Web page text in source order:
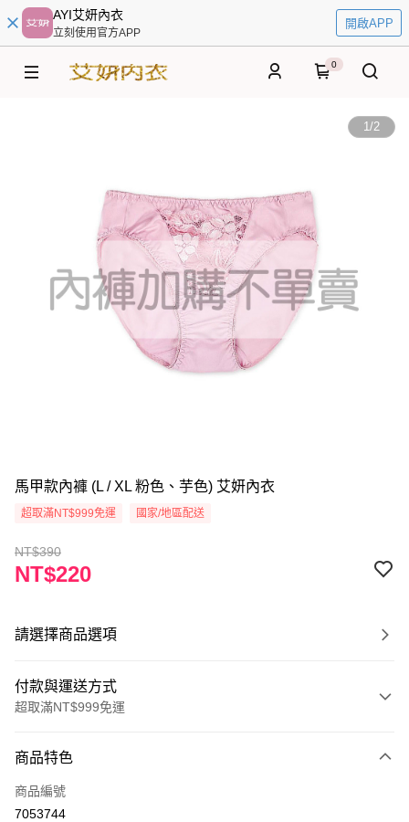
AYI艾妍內衣
立刻使用官方APP
開啟APP
0
1/2
馬甲款內褲 (L / XL 粉色、芋色) 艾妍內衣
超取滿NT$999免運 國家/地區配送
NT$390
NT$220
請選擇商品選項
付款與運送方式
超取滿NT$999免運
信用卡一次付款
超商取貨付款
商品特色
商品編號
7053744